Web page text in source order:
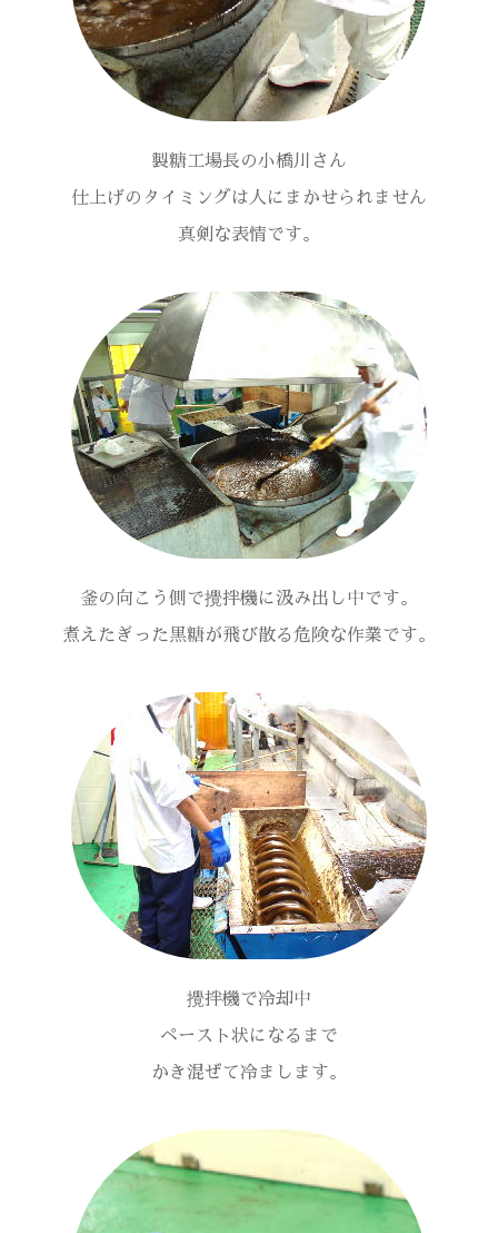
製糖工場長の小橋川さん
仕上げのタイミングは人にまかせられません
真剣な表情です。
釜の向こう側で攪拌機に汲み出し中です。
煮えたぎった黒糖が飛び散る危険な作業です。
攪拌機で冷却中
ペースト状になるまで
かき混ぜて冷まします。